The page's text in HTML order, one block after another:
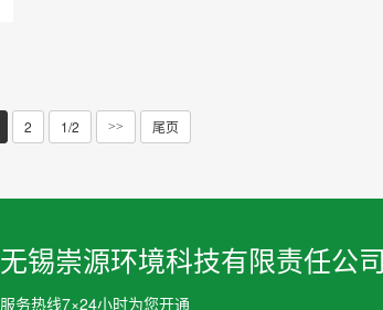
2 1/2 >> 尾页
无锡崇源环境科技有限责任公司
服务热线7×24小时为您开通